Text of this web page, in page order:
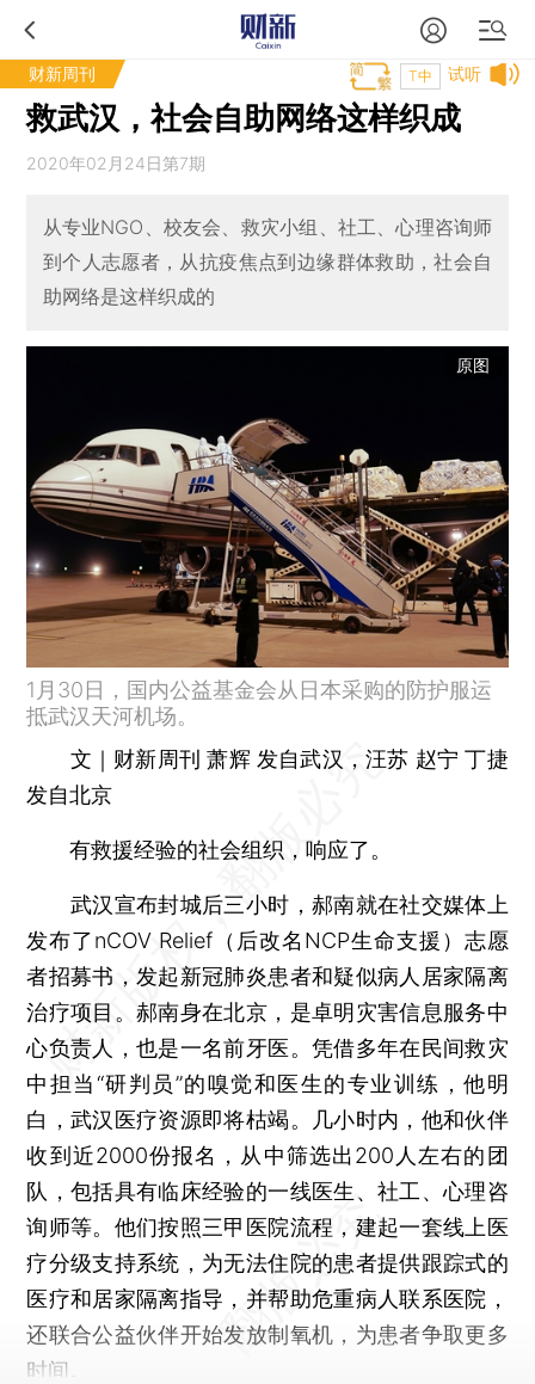
财新周刊 试听
T中
救武汉，社会自助网络这样织成
2020年02月24日第7期
从专业NGO、校友会、救灾小组、社工、心理咨询师
到个人志愿者，从抗疫焦点到边缘群体救助，社会自
助网络是这样织成的
原图
1月30日，国内公益基金会从日本采购的防护服运
抵武汉天河机场。
文｜财新周刊 萧辉 发自武汉，汪苏 赵宁 丁捷
发自北京
有救援经验的社会组织，响应了。
武汉宣布封城后三小时，郝南就在社交媒体上
发布了nCOV Relief（后改名NCP生命支援）志愿
者招募书，发起新冠肺炎患者和疑似病人居家隔离
治疗项目。郝南身在北京，是卓明灾害信息服务中
心负责人，也是一名前牙医。凭借多年在民间救灾
中担当“研判员”的嗅觉和医生的专业训练，他明
白，武汉医疗资源即将枯竭。几小时内，他和伙伴
收到近2000份报名，从中筛选出200人左右的团
队，包括具有临床经验的一线医生、社工、心理咨
询师等。他们按照三甲医院流程，建起一套线上医
疗分级支持系统，为无法住院的患者提供跟踪式的
医疗和居家隔离指导，并帮助危重病人联系医院，
还联合公益伙伴开始发放制氧机，为患者争取更多
时间。